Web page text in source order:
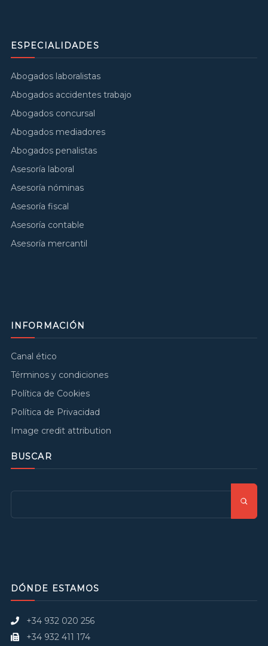
ESPECIALIDADES
Abogados laboralistas
Abogados accidentes trabajo
Abogados concursal
Abogados mediadores
Abogados penalistas
Asesoría laboral
Asesoría nóminas
Asesoría fiscal
Asesoría contable
Asesoría mercantil
INFORMACIÓN
Canal ético
Términos y condiciones
Política de Cookies
Política de Privacidad
Image credit attribution
BUSCAR
DÓNDE ESTAMOS
+34 932 020 256
+34 932 411 174